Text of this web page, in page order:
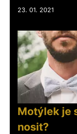
23. 01. 2021
Motýlek je
nosit?